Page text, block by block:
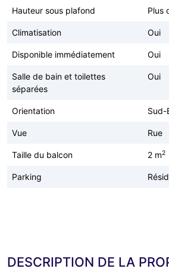
Hauteur sous plafond Plus
Climatisation Oui
Disponible immédiatement Oui
Salle de bain et toilettes
séparées
Oui
Orientation Sud-
Vue Rue
Taille du balcon 2 m2
Parking
DESCRIPTION DE LA